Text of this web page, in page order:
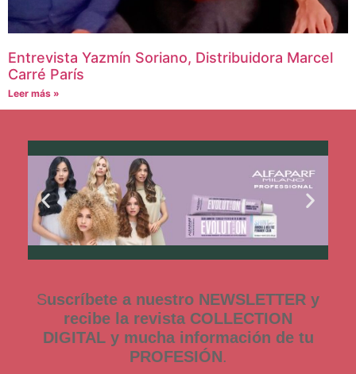
Entrevista Yazmín Soriano, Distribuidora Marcel
Carré París
Leer más »
Suscríbete a nuestro NEWSLETTER y
recibe la revista COLLECTION
DIGITAL y mucha información de tu
PROFESIÓN.